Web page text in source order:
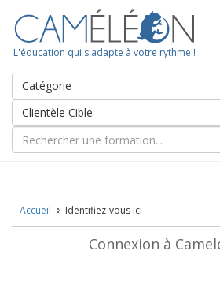
L'éducation qui s'adapte à votre rythme !
Catégorie
Clientèle Cible
Accueil Identifiez-vous ici
Connexion à